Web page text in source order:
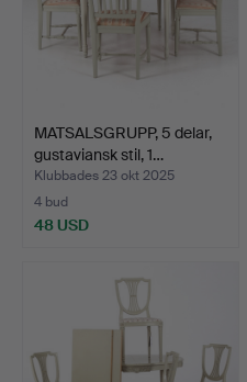
MATSALSGRUPP, 5 delar,
gustaviansk stil, 1…
Klubbades 23 okt 2025
4 bud
48 USD